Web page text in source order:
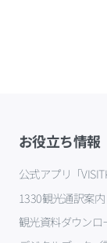
お役立ち情報
公式アプリ「
1330観光通訳案内
観光資料ダウンロ